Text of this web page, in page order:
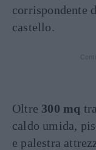
corrispondente
castello.
Oltre 300 mq
caldo umida,
e palestra